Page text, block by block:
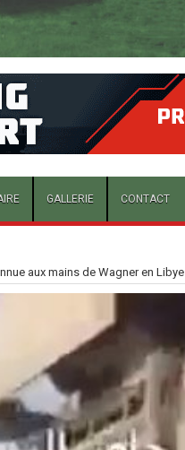
GALLERIE CONTACT
aux mains de Wagner en Libye